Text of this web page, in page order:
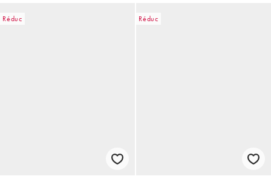
Réduc Réduc